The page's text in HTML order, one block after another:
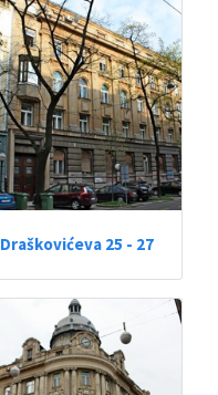
Draškovićeva 25 - 27